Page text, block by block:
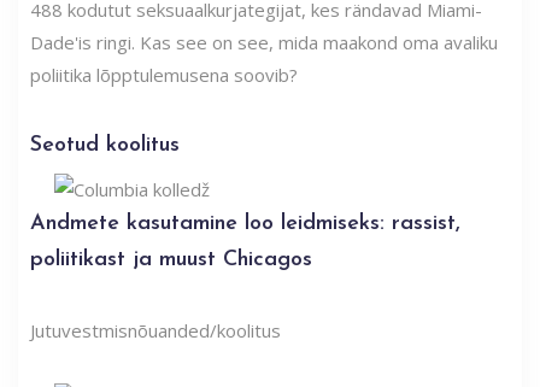
488 kodutut seksuaalkurjategijat, kes rändavad Miami-
Dade'is ringi. Kas see on see, mida maakond oma avaliku
poliitika lõpptulemusena soovib?
Seotud koolitus
Andmete kasutamine loo leidmiseks: rassist,
poliitikast ja muust Chicagos
Jutuvestmisnõuanded/koolitus